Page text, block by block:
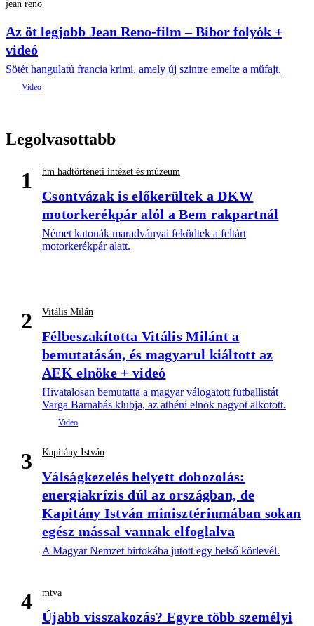
jean reno
Az öt legjobb Jean Reno-film – Bíbor folyók +
videó
Sötét hangulatú francia krimi, amely új szintre emelte a műfajt.
Legolvasottabb
1 hm hadtörténeti intézet és múzeum
Csontvázak is előkerültek a DKW
motorkerékpár alól a Bem rakpartnál
Német katonák maradványai feküdtek a feltárt
motorkerékpár alatt.
2 Vitális Milán
Félbeszakította Vitális Milánt a
bemutatásán, és magyarul kiáltott az
AEK elnöke + videó
Hivatalosan bemutatta a magyar válogatott futballistát
Varga Barnabás klubja, az athéni elnök nagyot alkotott.
3 Kapitány István
Válságkezelés helyett dobozolás:
energiakrízis dúl az országban, de
Kapitány István minisztériumában sokan
egész mással vannak elfoglalva
A Magyar Nemzet birtokába jutott egy belső körlevél.
4 mtva
Újabb visszakozás? Egyre több személyi